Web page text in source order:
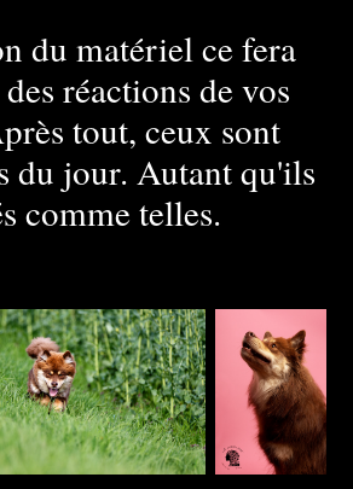
du matériel ce fera
réactions de vos
tout, ceux sont
du jour. Autant qu'ils
comme telles.